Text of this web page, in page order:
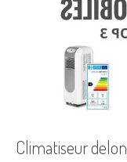
Climatiseur